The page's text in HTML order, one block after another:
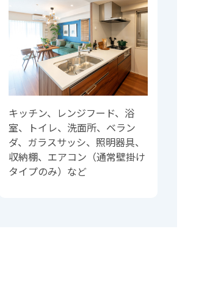
キッチン、レンジフード、浴
室、トイレ、洗面所、ベラン
ダ、ガラスサッシ、照明器具、
収納棚、エアコン（通常壁掛け
タイプのみ）など